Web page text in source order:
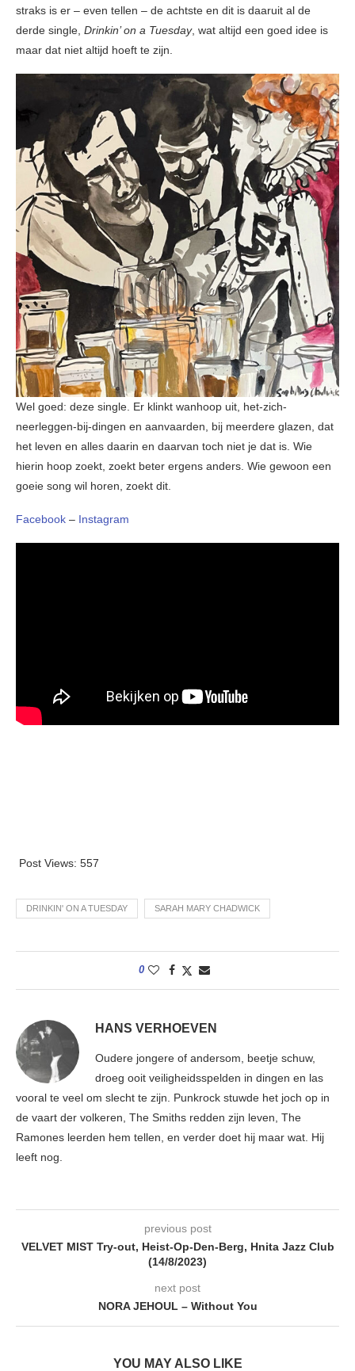
straks is er – even tellen – de achtste en dit is daaruit al de
derde single, Drinkin’ on a Tuesday, wat altijd een goed idee is
maar dat niet altijd hoeft te zijn.
Wel goed: deze single. Er klinkt wanhoop uit, het-zich-
neerleggen-bij-dingen en aanvaarden, bij meerdere glazen, dat
het leven en alles daarin en daarvan toch niet je dat is. Wie
hierin hoop zoekt, zoekt beter ergens anders. Wie gewoon een
goeie song wil horen, zoekt dit.
Facebook – Instagram
Post Views: 557
DRINKIN' ON A TUESDAY SARAH MARY CHADWICK
0
HANS VERHOEVEN
Oudere jongere of andersom, beetje schuw,
droeg ooit veiligheidsspelden in dingen en las
vooral te veel om slecht te zijn. Punkrock stuwde het joch op in
de vaart der volkeren, The Smiths redden zijn leven, The
Ramones leerden hem tellen, en verder doet hij maar wat. Hij
leeft nog.
previous post
VELVET MIST Try-out, Heist-Op-Den-Berg, Hnita Jazz Club
(14/8/2023)
next post
NORA JEHOUL – Without You
YOU MAY ALSO LIKE